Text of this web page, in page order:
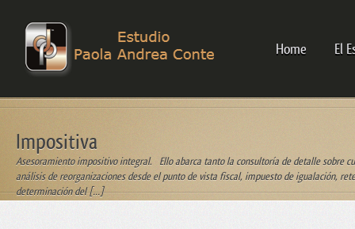
Home El
Impositiva
Asesoramiento impositivo integral. Ello abarca tanto la consultoría de detalle sobre
análisis de reorganizaciones desde el punto de vista fiscal, impuesto de igualación,
determinación del […]